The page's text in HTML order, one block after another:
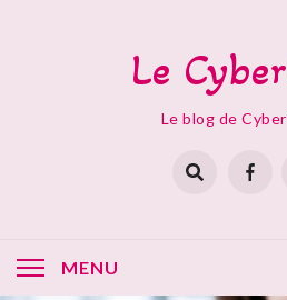
Le
Le blog de
MENU